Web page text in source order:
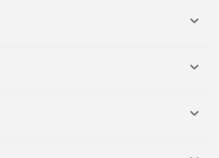
функции защиты от
контроллеров PAL:
доступом: избавление от необходимости
времени и сил.